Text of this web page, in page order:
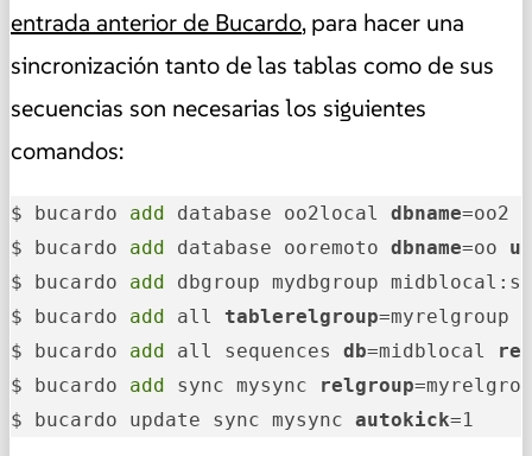
entrada anterior de Bucardo, para hacer una
sincronización tanto de las tablas como de sus
secuencias son necesarias los siguientes
comandos:
$ bucardo add database oo2local dbname=oo2
$ bucardo add database ooremoto dbname=oo
$ bucardo add dbgroup mydbgroup
$ bucardo add all tablerelgroup=myrelgroup
$ bucardo add all sequences db=midblocal
$ bucardo add sync mysync relgroup
$ bucardo update sync mysync autokick=1